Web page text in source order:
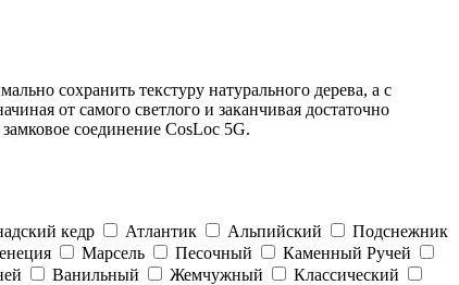
сохранить текстуру натурального дерева, а с
от самого светлого и заканчивая достаточно
соединение CosLoc 5G.
кедр Атлантик Альпийский
Подснежник
Марсель Песочный
Каменный Ручей
Ванильный Жемчужный
Классический